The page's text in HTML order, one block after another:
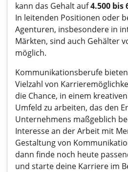
kann das Gehalt auf4.500 bis
In leitenden Positionen oder
Agenturen, insbesondere in
Märkten, sind auch Gehälter
möglich.
Kommunikationsberufe
Vielzahl von
die Chance, in einem
Umfeld zu arbeiten, das den
Unternehmens maßgeblich
Interesse an der Arbeit mit
Gestaltung von
dann finde noch heute
und starte deine Karriere im